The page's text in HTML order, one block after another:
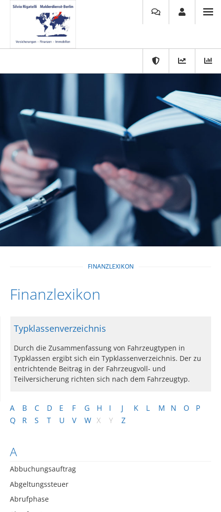
FINANZLEXIKON
Finanzlexikon
A B C D E F G H I J K L M N O
P
Q
R S T U V W X Y Z
A
Abbuchungsauftrag
Abgeltungssteuer
Abrufphase
Typklassenverzeichnis
Durch die Zusammenfassung von Fahrzeugtypen in
Typklassen ergibt sich ein Typklassenverzeichnis. Der zu
entrichtende Beitrag in der Fahrzeugvoll- und
Teilversicherung richten sich nach dem Fahrzeugtyp.